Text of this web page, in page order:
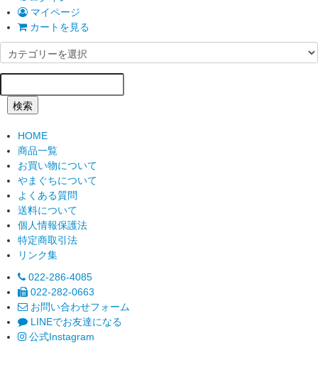
マイページ
カートを見る
検索
HOME
商品一覧
お買い物について
やまぐちについて
よくある質問
送料について
個人情報保護法
特定商取引法
リンク集
022-286-4085
022-282-0663
お問い合わせフォーム
LINEでお友達になる
公式Instagram